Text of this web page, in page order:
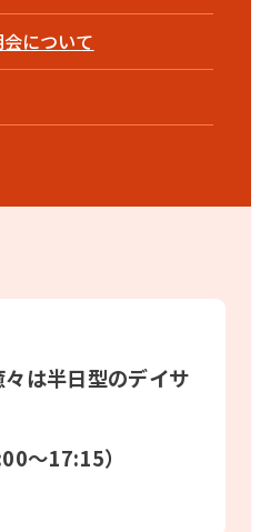
について
は半日型のデイサ
〜17:15）